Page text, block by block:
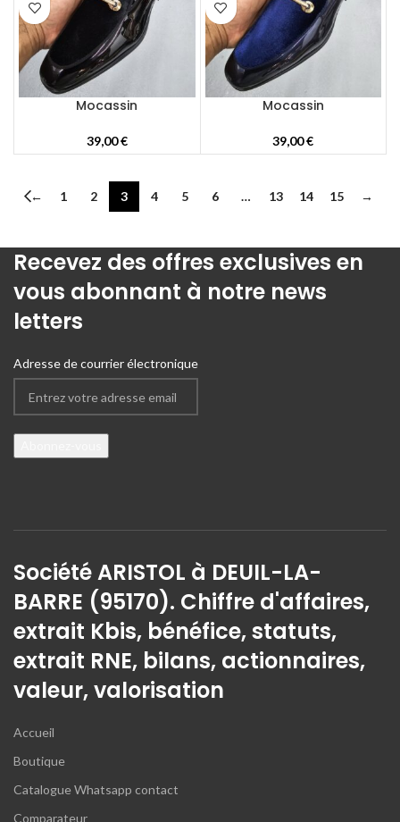
Mocassin
39,00€
Mocassin
39,00€
← 1 2 3 4 5 6 … 13 14 15 →
Recevez des offres exclusives en
vous abonnant à notre news
letters
Adresse de courrier électronique
Société ARISTOL à DEUIL-LA-
BARRE (95170). Chiffre d'affaires,
extrait Kbis, bénéfice, statuts,
extrait RNE, bilans, actionnaires,
valeur, valorisation
Accueil
Boutique
Catalogue Whatsapp contact
Comparateur